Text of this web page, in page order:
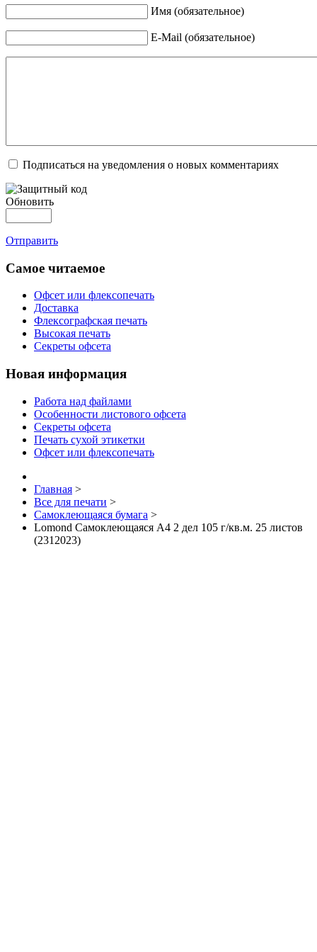
Имя (обязательное)
E-Mail (обязательное)
Подписаться на уведомления о новых комментариях
Обновить
Отправить
Самое читаемое
Офсет или флексопечать
Доставка
Флексографская печать
Высокая печать
Секреты офсета
Новая информация
Работа над файлами
Особенности листового офсета
Секреты офсета
Печать сухой этикетки
Офсет или флексопечать
Главная >
Все для печати >
Самоклеющаяся бумага >
Lomond Самоклеющаяся А4 2 дел 105 г/кв.м. 25 листов
(2312023)